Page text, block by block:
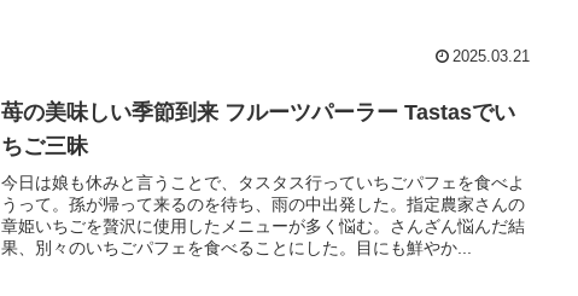
2025.03.21
苺の美味しい季節到来 フルーツパーラー Tastasでい
ちご三昧
今日は娘も休みと言うことで、タスタス行っていちごパフェを食べよ
うって。孫が帰って来るのを待ち、雨の中出発した。指定農家さんの
章姫いちごを贅沢に使用したメニューが多く悩む。さんざん悩んだ結
果、別々のいちごパフェを食べることにした。目にも鮮やか...